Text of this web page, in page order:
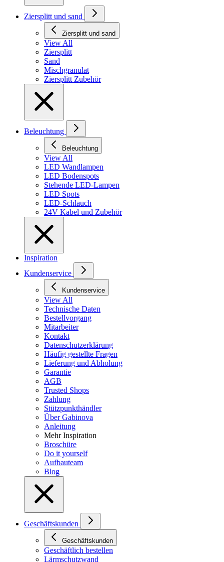
Ziersplitt und sand
Ziersplitt und sand
View All
Ziersplitt
Sand
Mischgranulat
Ziersplitt Zubehör
Beleuchtung
Beleuchtung
View All
LED Wandlampen
LED Bodenspots
Stehende LED-Lampen
LED Spots
LED-Schlauch
24V Kabel und Zubehör
Inspiration
Kundenservice
Kundenservice
View All
Technische Daten
Bestellvorgang
Mitarbeiter
Kontakt
Datenschutzerklärung
Häufig gestellte Fragen
Lieferung und Abholung
Garantie
AGB
Trusted Shops
Zahlung
Stützpunkthändler
Über Gabinova
Anleitung
Mehr Inspiration
Broschüre
Do it yourself
Aufbauteam
Blog
Geschäftskunden
Geschäftskunden
Geschäftlich bestellen
Lärmschutzwand